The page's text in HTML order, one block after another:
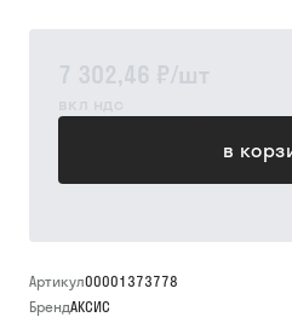
7 302,46 ₽/шт
вкл ндс
в
Артикул00001373778
БрендАКСИС